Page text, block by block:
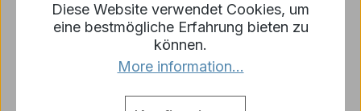
Diese Website verwendet Cookies, um
eine bestmögliche Erfahrung bieten zu
können.
More information...